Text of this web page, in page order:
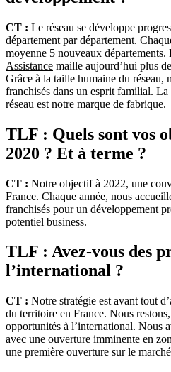
CT : Le réseau se développe
département par département.
moyenne 5 nouveaux départements.
Assistance maille aujourd’hui plus
Grâce à la taille humaine du réseau,
franchisés dans un esprit familial.
réseau est notre marque de fabrique.
TLF : Quels sont vos
2020 ? Et à terme ?
CT : Notre objectif à 2022, une
France. Chaque année, nous
franchisés pour un développement
potentiel business.
TLF : Avez-vous des
l’international ?
CT : Notre stratégie est avant tout
du territoire en France. Nous
opportunités à l’international. Nous
avec une ouverture imminente en
une première ouverture sur le